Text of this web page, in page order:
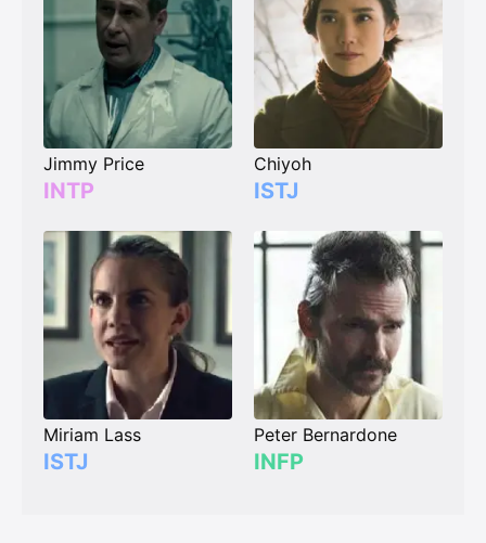
Jimmy Price
INTP
Chiyoh
ISTJ
Miriam Lass
ISTJ
Peter Bernardone
INFP